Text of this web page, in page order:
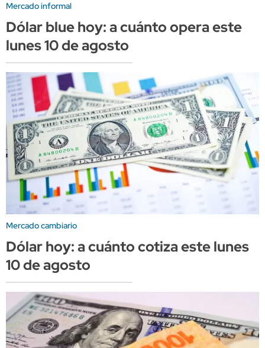
Mercado informal
Dólar blue hoy: a cuánto opera este
lunes 10 de agosto
Mercado cambiario
Dólar hoy: a cuánto cotiza este lunes
10 de agosto